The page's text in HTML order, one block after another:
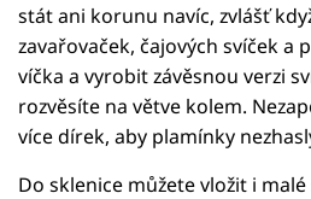
stát ani korunu navíc, zvlášť
zavařovaček, čajových svíček a
víčka a vyrobit závěsnou verzi
rozvěsíte na větve kolem.
více dírek, aby plamínky
Do sklenice můžete vložit i